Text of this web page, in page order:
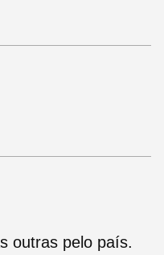
outras pelo país.